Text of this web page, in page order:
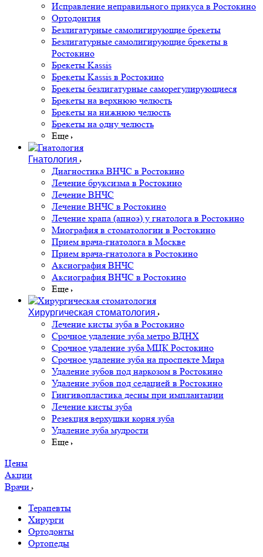
Исправление неправильного прикуса в Ростокино
Ортодонтия
Безлигатурные самолигирующие брекеты
Безлигатурные самолигирующие брекеты в
Ростокино
Брекеты Kassis
Брекеты Kassis в Ростокино
Брекеты безлигатурные саморегулирующиеся
Брекеты на верхнюю челюсть
Брекеты на нижнюю челюсть
Брекеты на одну челюсть
Еще
Гнатология
Диагностика ВНЧС в Ростокино
Лечение бруксизма в Ростокино
Лечение ВНЧС
Лечение ВНЧС в Ростокино
Лечение храпа (апноэ) у гнатолога в Ростокино
Миография в стоматологии в Ростокино
Прием врача-гнатолога в Москве
Прием врача-гнатолога в Ростокино
Аксиография ВНЧС
Аксиография ВНЧС в Ростокино
Еще
Хирургическая стоматология
Лечение кисты зуба в Ростокино
Срочное удаление зуба метро ВДНХ
Срочное удаление зуба МЦК Ростокино
Срочное удаление зуба на проспекте Мира
Удаление зубов под наркозом в Ростокино
Удаление зубов под седацией в Ростокино
Гингивопластика десны при имплантации
Лечение кисты зуба
Резекция верхушки корня зуба
Удаление зуба мудрости
Еще
Цены
Акции
Врачи
Терапевты
Хирурги
Ортодонты
Ортопеды